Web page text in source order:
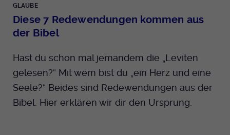
GLAUBE
Diese 7 Redewendungen kommen aus
der Bibel
Hast du schon mal jemandem die „Leviten
gelesen?“ Mit wem bist du „ein Herz und eine
Seele?“ Beides sind Redewendungen aus der
Bibel. Hier erklären wir dir den Ursprung.